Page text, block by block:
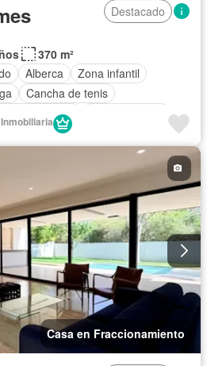
Destacado
370 m²
Alberca
Zona infantil
Cancha de tenis
equipada
Cuarto de servicio
Internet
Televisión por cable
Permite mascotas
Sin amueblar
Casa en Fraccionamiento